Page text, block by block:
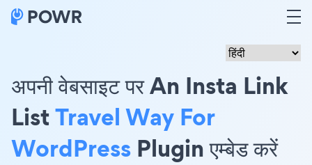
अपनी वेबसाइट पर An Insta Link
ListTravel Way For
WordPress Plugin एम्बेड करें